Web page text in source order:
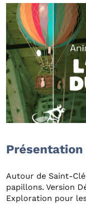
Présentation
Autour de Saint-
papillons. Version
Exploration pour